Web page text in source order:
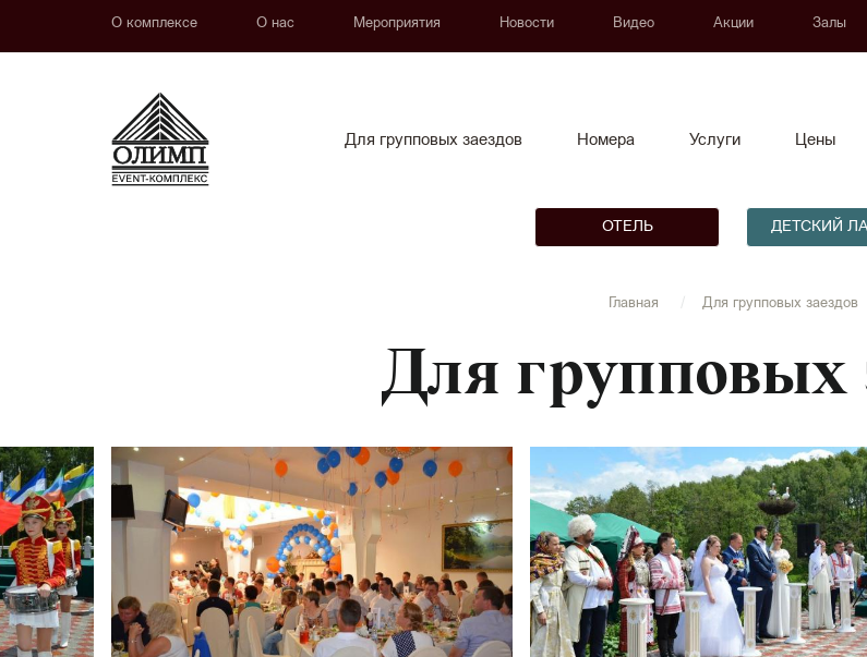
О комплексе О нас Мероприятия Новости Видео Акции Залы
Для групповых заездов Номера Услуги Цены
ОТЕЛЬ ДЕТСКИЙ
Главная Для групповых заездов
Для групповых